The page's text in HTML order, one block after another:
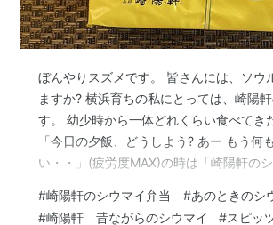
ぼんやりスズメです。 皆さんには、ソウ
ますか? 横浜育ちの私にとっては、崎陽
す。 幼少時から一体どれくらい食べてき
「今日の夕飯、どうしよう? あー もう何
い・・」(疲労度MAX)の時は「崎陽軒のシ
時は「崎陽軒の昔ながらのシウマイ」を
#崎陽軒のシウマイ弁当 #あのときのシ
#崎陽軒 昔ながらのシウマイ #スピッ